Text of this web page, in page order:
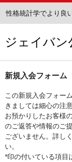
性格統計学でより良
ジェイバン
ホーム
商品一覧
性格分析レポー
価値観分析レポ
子育て診断レポ
新規入会フォーム
この新規入会フォー
きましては細心の注
お預かりしたお客様
のご返答や情報のご
ございません。詳し
い。
*印の付いている項目